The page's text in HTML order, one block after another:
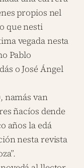
propios nel
que nesti
vegada nesta
Pablo
o José Ángel
namás van
ñacíos dende
años la edá
nesta revista